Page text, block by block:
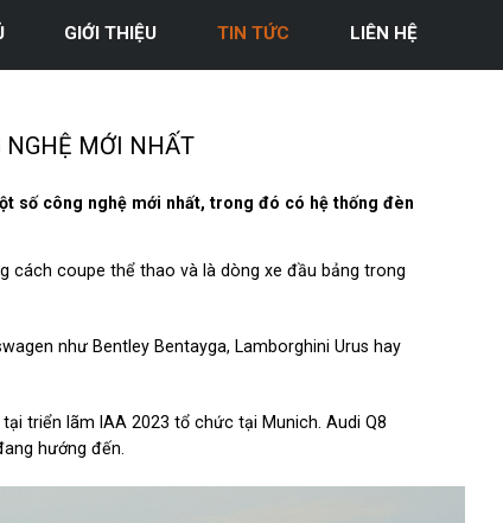
GIỚI THIỆU TIN TỨC LIÊN HỆ
NGHỆ MỚI NHẤT
số công nghệ mới nhất, trong đó có hệ thống đèn
cách coupe thể thao và là dòng xe đầu bảng trong
như Bentley Bentayga, Lamborghini Urus hay
triển lãm IAA 2023 tổ chức tại Munich. Audi Q8
hướng đến.